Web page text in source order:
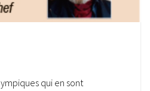
qui en sont